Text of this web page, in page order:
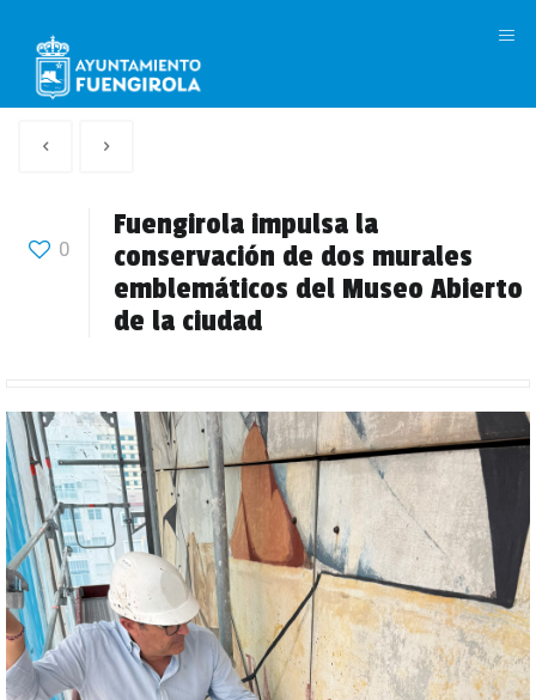
anterior
0
Fuengirola impulsa la
conservación de dos murales
emblemáticos del Museo Abierto
de la ciudad